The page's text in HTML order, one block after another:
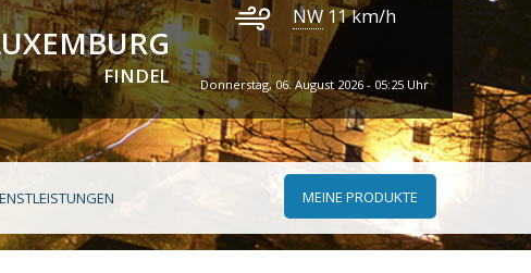
FINDEL
NW 11km/h
Donnerstag, 06. August 2026 - 05:25 Uhr
MEINE PRODUKTE